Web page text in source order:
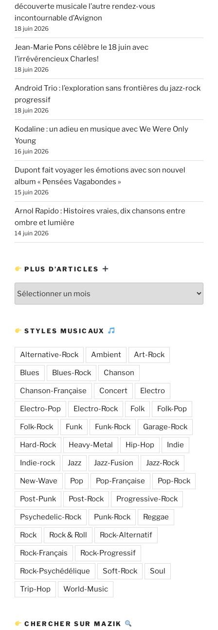
découverte musicale l’autre rendez-vous
incontournable d’Avignon
18 juin 2026
Jean-Marie Pons célèbre le 18 juin avec
l’irrévérencieux Charles!
18 juin 2026
Android Trio : l’exploration sans frontières du jazz-rock
progressif
18 juin 2026
Kodaline : un adieu en musique avec We Were Only
Young
16 juin 2026
Dupont fait voyager les émotions avec son nouvel
album « Pensées Vagabondes »
15 juin 2026
Arnol Rapido : Histoires vraies, dix chansons entre
ombre et lumière
14 juin 2026
PLUS D’ARTICLES
STYLES MUSICAUX
Alternative-Rock Ambient Art-Rock
Blues Blues-Rock Chanson
Chanson-Française Concert Electro
Electro-Pop Electro-Rock Folk Folk-Pop
Folk-Rock Funk Funk-Rock Garage-Rock
Hard-Rock Heavy-Metal Hip-Hop Indie
Indie-rock Jazz Jazz-Fusion Jazz-Rock
New-Wave Pop Pop-Française Pop-Rock
Post-Punk Post-Rock Progressive-Rock
Psychedelic-Rock Punk-Rock Reggae
Rock Rock & Roll Rock-Alternatif
Rock-Français Rock-Progressif
Rock-Psychédélique Soft-Rock Soul
Trip-Hop World-Music
CHERCHER SUR MAZIK